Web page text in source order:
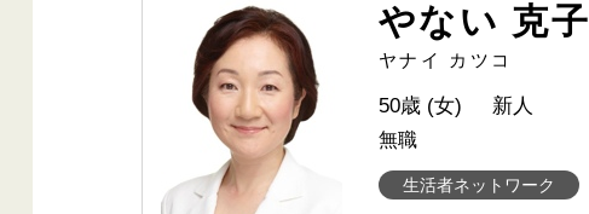
やない 克子
ヤナイ カツコ
生活者ネットワーク
50歳 (女) 新人
無職